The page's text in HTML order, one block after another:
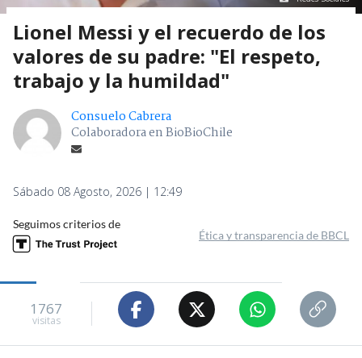
Lionel Messi y el recuerdo de los
valores de su padre: "El respeto,
trabajo y la humildad"
Consuelo Cabrera
Colaboradora en BioBioChile
Sábado 08 Agosto, 2026 | 12:49
Seguimos criterios de
Ética y transparencia de BBCL
1767
visitas